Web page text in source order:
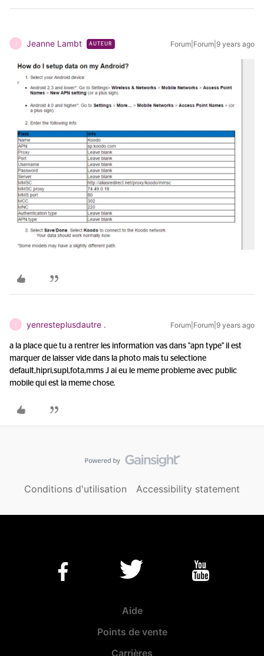
J Jeanne Lambt AUTEUR Forum|Forum|9 years ago
Y yenresteplusdautre . Forum|Forum|9 years ago
a la place que tu a rentrer les information vas dans "apn type" il est
marquer de laisser vide dans la photo mais tu selectione
default,hipri,supl,fota,mms J ai eu le meme probleme avec public
mobile qui est la meme chose.
Conditions d'utilisation Accessibility statement
Aide
Points de vente
Carrières